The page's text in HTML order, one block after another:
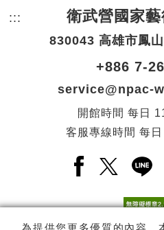
為提供您更多優質的內容
::: 頁尾網站資訊。
衛武營國家
830043 高雄市鳳
+886 7-
service@npac-
開館時間 每日
客服專線時間 每日
Facebook(另
X(另開新